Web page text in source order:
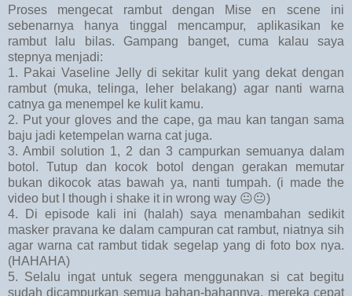
Proses mengecat rambut dengan Mise en scene ini
sebenarnya hanya tinggal mencampur, aplikasikan ke
rambut lalu bilas. Gampang banget, cuma kalau saya
stepnya menjadi:
1. Pakai Vaseline Jelly di sekitar kulit yang dekat dengan
rambut (muka, telinga, leher belakang) agar nanti warna
catnya ga menempel ke kulit kamu.
2. Put your gloves and the cape, ga mau kan tangan sama
baju jadi ketempelan warna cat juga.
3. Ambil solution 1, 2 dan 3 campurkan semuanya dalam
botol. Tutup dan kocok botol dengan gerakan memutar
bukan dikocok atas bawah ya, nanti tumpah. (i made the
video but I though i shake it in wrong way 😐😐)
4. Di episode kali ini (halah) saya menambahan sedikit
masker pravana ke dalam campuran cat rambut, niatnya sih
agar warna cat rambut tidak segelap yang di foto box nya.
(HAHAHA)
5. Selalu ingat untuk segera menggunakan si cat begitu
sudah dicampurkan semua bahan-bahannya, mereka cepat